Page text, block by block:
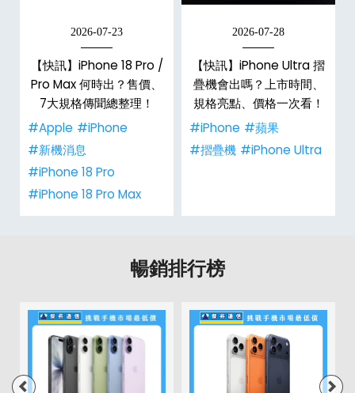
2026-07-23
【快訊】iPhone 18 Pro /
Pro Max 何時出？售價、
7大規格傳聞總整理！
#Apple #iPhone
#新機消息
#iPhone 18 Pro
#iPhone 18 Pro Max
2026-07-28
【快訊】iPhone Ultra 摺
疊機會出嗎？上市時間、
規格亮點、價格一次看！
#iPhone #蘋果
#摺疊機 #iPhone Ultra
暢銷排行榜